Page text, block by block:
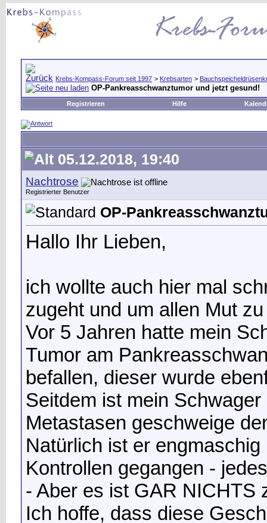
Krebs-Kompass-Forum seit 1997 > Krebsarten >
OP-Pankreasschwanztumor und jetzt gesund!
Registrieren Hilfe
05.12.2018, 19:40
Nachtrose
Registrierter Benutzer
OP-
Hallo Ihr Lieben,
ich wollte auch hier mal
zugeht und um allen Mut
Vor 5 Jahren hatte mein
Tumor am
befallen, dieser wurde
Seitdem ist mein
Metastasen geschweige
Natürlich ist er
Kontrollen gegangen -
- Aber es ist GAR NICHTS
Ich hoffe, dass diese